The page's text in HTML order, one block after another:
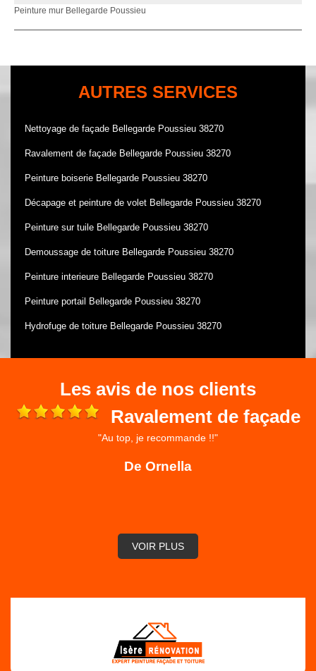
Peinture mur Bellegarde Poussieu
AUTRES SERVICES
Nettoyage de façade Bellegarde Poussieu 38270
Ravalement de façade Bellegarde Poussieu 38270
Peinture boiserie Bellegarde Poussieu 38270
Décapage et peinture de volet Bellegarde Poussieu 38270
Peinture sur tuile Bellegarde Poussieu 38270
Demoussage de toiture Bellegarde Poussieu 38270
Peinture interieure Bellegarde Poussieu 38270
Peinture portail Bellegarde Poussieu 38270
Hydrofuge de toiture Bellegarde Poussieu 38270
Les avis de nos clients
Ravalement de façade
"Au top, je recommande !!"
De Ornella
VOIR PLUS